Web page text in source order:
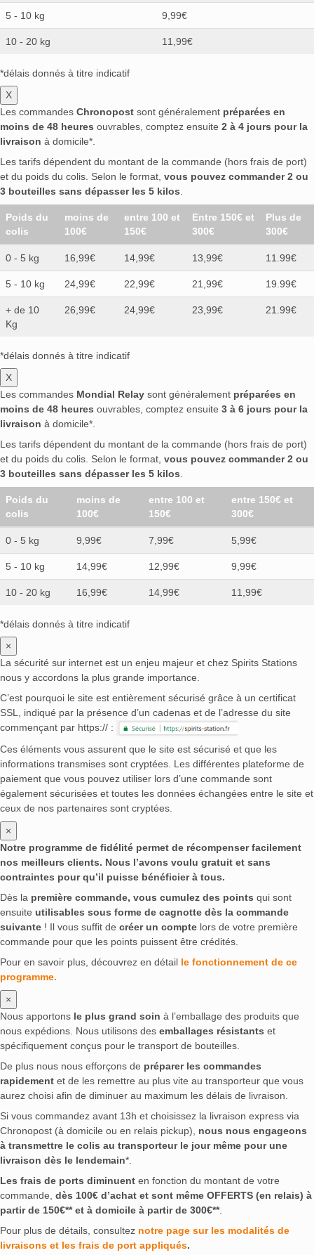
5 - 10 kg 9,99€
10 - 20 kg 11,99€
*délais donnés à titre indicatif
X
Les commandes Chronopost sont généralement préparées en
moins de 48 heures ouvrables, comptez ensuite 2 à 4 jours pour la
livraison à domicile*.
Les tarifs dépendent du montant de la commande (hors frais de port)
et du poids du colis. Selon le format, vous pouvez commander 2 ou
3 bouteilles sans dépasser les 5 kilos.
Poids du
colis
moins de
100€
entre 100 et
150€
Entre 150€ et
300€
Plus de
300€
0 - 5 kg 16,99€ 14,99€ 13,99€ 11.99€
5 - 10 kg 24,99€ 22,99€ 21,99€ 19.99€
+ de 10
Kg
26,99€ 24,99€ 23,99€ 21.99€
*délais donnés à titre indicatif
X
Les commandes Mondial Relay sont généralement préparées en
moins de 48 heures ouvrables, comptez ensuite 3 à 6 jours pour la
livraison à domicile*.
Les tarifs dépendent du montant de la commande (hors frais de port)
et du poids du colis. Selon le format, vous pouvez commander 2 ou
3 bouteilles sans dépasser les 5 kilos.
Poids du
colis
moins de
100€
entre 100 et
150€
entre 150€ et
300€
0 - 5 kg 9,99€ 7,99€ 5,99€
5 - 10 kg 14,99€ 12,99€ 9,99€
10 - 20 kg 16,99€ 14,99€ 11,99€
*délais donnés à titre indicatif
×
La sécurité sur internet est un enjeu majeur et chez Spirits Stations
nous y accordons la plus grande importance.
C’est pourquoi le site est entièrement sécurisé grâce à un certificat
SSL, indiqué par la présence d’un cadenas et de l’adresse du site
commençant par https:// :
Ces éléments vous assurent que le site est sécurisé et que les
informations transmises sont cryptées. Les différentes plateforme de
paiement que vous pouvez utiliser lors d’une commande sont
également sécurisées et toutes les données échangées entre le site et
ceux de nos partenaires sont cryptées.
×
Notre programme de fidélité permet de récompenser facilement
nos meilleurs clients. Nous l’avons voulu gratuit et sans
contraintes pour qu’il puisse bénéficier à tous.
Dès la première commande, vous cumulez des points qui sont
ensuite utilisables sous forme de cagnotte dès la commande
suivante ! Il vous suffit de créer un compte lors de votre première
commande pour que les points puissent être crédités.
Pour en savoir plus, découvrez en détail le fonctionnement de ce
programme.
×
Nous apportons le plus grand soin à l’emballage des produits que
nous expédions. Nous utilisons des emballages résistants et
spécifiquement conçus pour le transport de bouteilles.
De plus nous nous efforçons de préparer les commandes
rapidement et de les remettre au plus vite au transporteur que vous
aurez choisi afin de diminuer au maximum les délais de livraison.
Si vous commandez avant 13h et choisissez la livraison express via
Chronopost (à domicile ou en relais pickup), nous nous engageons
à transmettre le colis au transporteur le jour même pour une
livraison dès le lendemain*.
Les frais de ports diminuent en fonction du montant de votre
commande, dès 100€ d’achat et sont même OFFERTS (en relais) à
partir de 150€** et à domicile à partir de 300€**.
Pour plus de détails, consultez notre page sur les modalités de
livraisons et les frais de port appliqués.